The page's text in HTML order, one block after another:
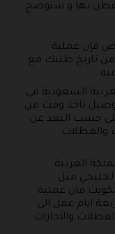
بها و سنوضح
فإن عملية
تاريخ طلبك مع
.
السعودية في
تاخذ وقت من
حسب البعد عن
والعطلات
العربية
مثل
فان عملية
ايام عمل الى
والاجازات